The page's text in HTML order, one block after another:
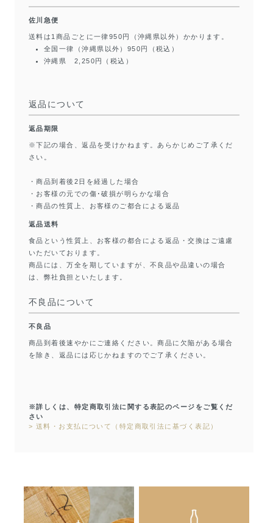
佐川急便
送料は1商品ごとに一律950円（沖縄県以外）かかります。
全国一律（沖縄県以外）950円（税込）
沖縄県 2,250円（税込）
返品について
返品期限
※下記の場合、返品を受けかねます。あらかじめご了承くだ
さい。
・商品到着後2日を経過した場合
・お客様の元での傷･破損が明らかな場合
・商品の性質上、お客様のご都合による返品
返品送料
食品という性質上、お客様の都合による返品・交換はご遠慮
いただいております。
商品には、万全を期していますが、不良品や品違いの場合
は、弊社負担といたします。
不良品について
不良品
商品到着後速やかにご連絡ください。商品に欠陥がある場合
を除き、返品には応じかねますのでご了承ください。
※詳しくは、特定商取引法に関する表記のページをご覧くだ
さい
> 送料・お支払について（特定商取引法に基づく表記）